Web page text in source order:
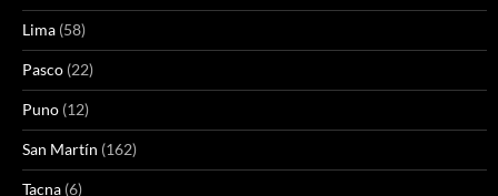
Lima (58)
Pasco (22)
Puno (12)
San Martín (162)
Tacna (6)